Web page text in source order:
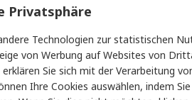
Auf Lager
Adam
Privatsphäre
Technologien zur statistischen
von Werbung auf Websites von
Sie sich mit der Verarbeitung
Ihre Cookies auswählen, indem